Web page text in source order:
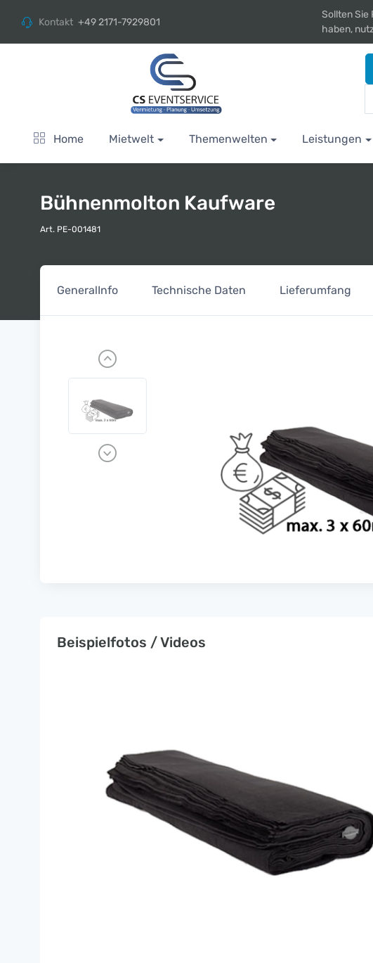
Kontakt +49 2171-7929801
Sollten Sie
haben,
Home Mietwelt Themenwelten Leistungen
Bühnenmolton Kaufware
Art. PE-001481
GeneralInfo Technische Daten Lieferumfang
Previous
Next
Beispielfotos / Videos